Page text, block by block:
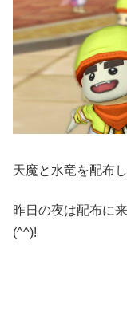
天魔と水竜を配布
昨日の夜は配布に
(^^)!